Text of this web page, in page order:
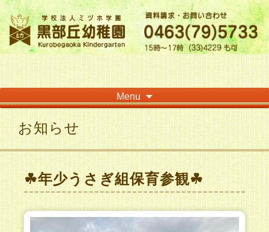
神奈川県平塚市の「学校法人ミヅホ学園黒部丘幼稚園」です！高麗山が見える閑静
な住宅街にある静かな環境で幼児教育を行っています
Menu
to
content
お知らせ
☘年少うさぎ組保育参観☘